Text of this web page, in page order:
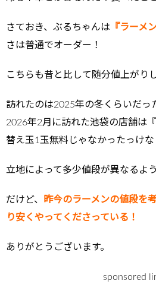
さておき、ぶるちゃんは 『ラーメ
さは普通でオーダー！
こちらも昔と比して随分値上がり
訪れたのは2025年の冬くらいだっ
2026年2月に訪れた池袋の店舗は
替え玉1玉無料じゃなかったっけな
立地によって多少値段が異なるよう
だけど、
昨今のラーメンの値段を
り安くやってくださっている！
ありがとうございます。
sponsored